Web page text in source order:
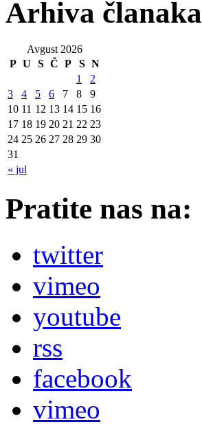
Arhiva članaka
Avgust 2026
P U S Č P S N
« jul
1
2
3
4 5 6 7 8
9
10 11 12 13 14 15 16
17 18 19 20 21 22 23
24 25 26 27 28 29 30
31
Pratite nas na:
twitter
vimeo
youtube
rss
facebook
vimeo